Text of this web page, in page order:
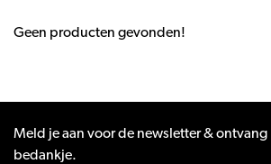
Geen producten gevonden!
Meld je aan voor de newsletter & ontvang
bedankje.